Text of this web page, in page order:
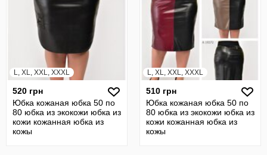
L, XL, XXL, XXXL
520 грн
Юбка кожаная юбка 50 по
80 юбка из экокожи юбка из
кожи кожанная юбка из
кожы
L, XL, XXL, XXXL
510 грн
Юбка кожаная юбка 50 по
80 юбка из экокожи юбка из
кожи кожанная юбка из
кожы